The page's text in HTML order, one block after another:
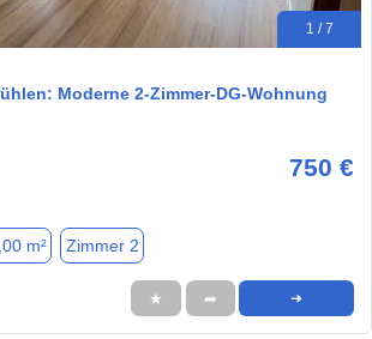
1 / 7
Moderne 2-Zimmer-DG-Wohnung
750 €
m² Zimmer 2
★ ➦ ➜